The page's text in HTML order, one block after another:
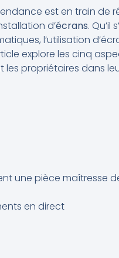
est en train de
d’écrans. Qu’il
l’utilisation
explore les cinq
les propriétaires dans
une pièce maîtresse
en direct